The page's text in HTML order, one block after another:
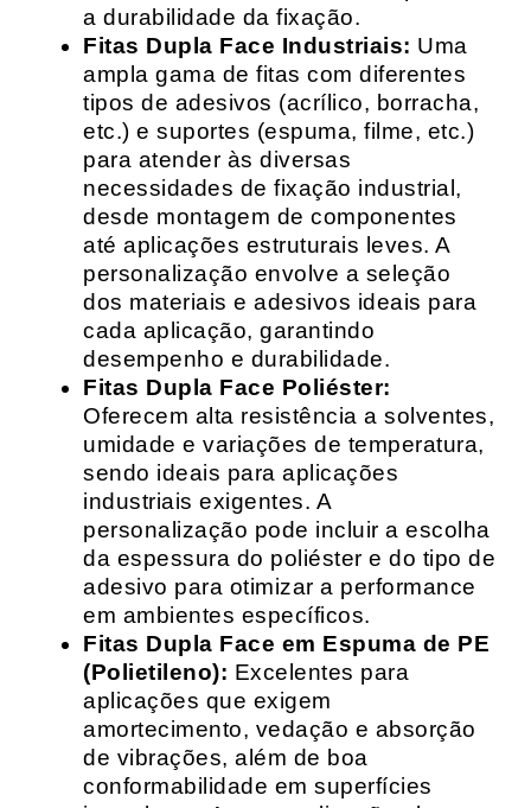
a durabilidade da fixação.
Fitas Dupla Face Industriais: Uma
ampla gama de fitas com diferentes
tipos de adesivos (acrílico, borracha,
etc.) e suportes (espuma, filme, etc.)
para atender às diversas
necessidades de fixação industrial,
desde montagem de componentes
até aplicações estruturais leves. A
personalização envolve a seleção
dos materiais e adesivos ideais para
cada aplicação, garantindo
desempenho e durabilidade.
Fitas Dupla Face Poliéster:
Oferecem alta resistência a solventes,
umidade e variações de temperatura,
sendo ideais para aplicações
industriais exigentes. A
personalização pode incluir a escolha
da espessura do poliéster e do tipo de
adesivo para otimizar a performance
em ambientes específicos.
Fitas Dupla Face em Espuma de PE
(Polietileno): Excelentes para
aplicações que exigem
amortecimento, vedação e absorção
de vibrações, além de boa
conformabilidade em superfícies